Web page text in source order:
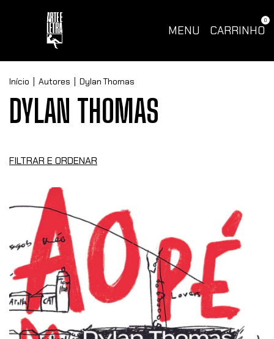
MENU CARRINHO
0
Início Autores Dylan Thomas
DYLAN THOMAS
FILTRAR E ORDENAR